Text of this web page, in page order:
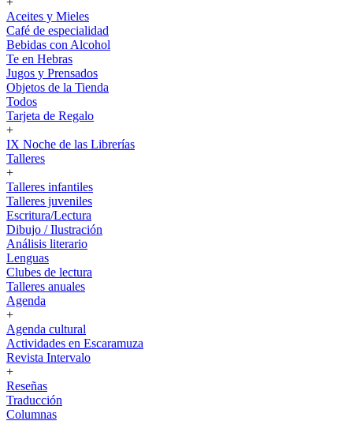
Aceites y Mieles
Café de especialidad
Bebidas con Alcohol
Te en Hebras
Jugos y Prensados
Objetos de la Tienda
Todos
Tarjeta de Regalo
+
IX Noche de las Librerías
Talleres
+
Talleres infantiles
Talleres juveniles
Escritura/Lectura
Dibujo / Ilustración
Análisis literario
Lenguas
Clubes de lectura
Talleres anuales
Agenda
+
Agenda cultural
Actividades en Escaramuza
Revista Intervalo
+
Reseñas
Traducción
Columnas